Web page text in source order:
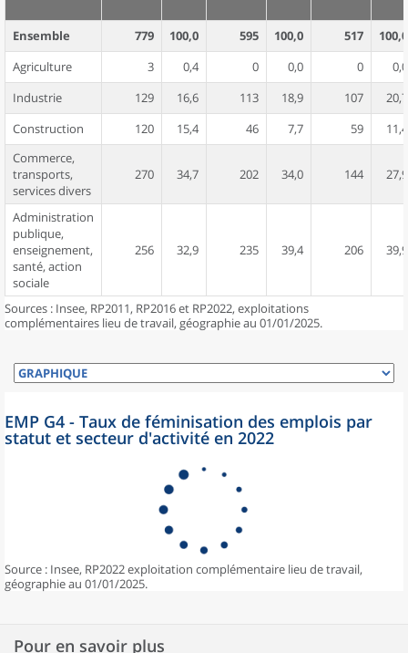
Ensemble 779 100,0 595 100,0 517
100,0
Agriculture
3 0,4 0 0,0 0
0,0
Industrie
129 16,6 113 18,9 107
20,7
Construction
120 15,4 46 7,7 59
11,4
Commerce,
transports,
services divers
270 34,7 202 34,0 144 27,9
Administration
publique,
enseignement,
santé, action
sociale
256 32,9 235 39,4 206 39,9
Sources : Insee, RP2011, RP2016 et RP2022, exploitations
complémentaires lieu de travail, géographie au 01/01/2025.
EMP G4 - Taux de féminisation des emplois par
statut et secteur d'activité en 2022
Source : Insee, RP2022 exploitation complémentaire lieu de travail,
géographie au 01/01/2025.
Pour en savoir plus